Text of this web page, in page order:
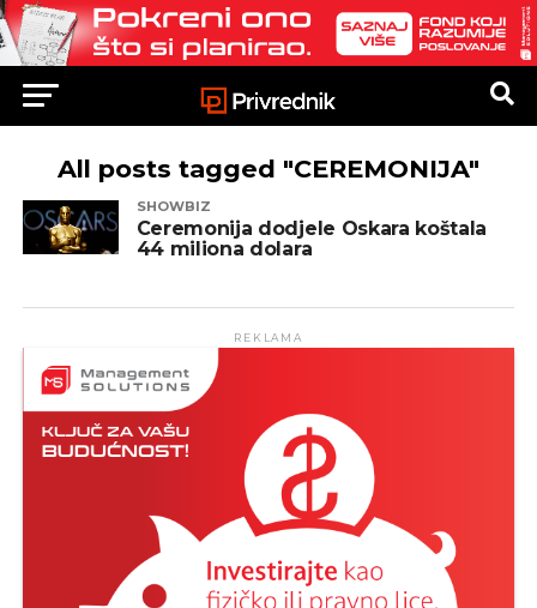
All posts tagged "CEREMONIJA"
SHOWBIZ
Ceremonija dodjele Oskara koštala
44 miliona dolara
REKLAMA